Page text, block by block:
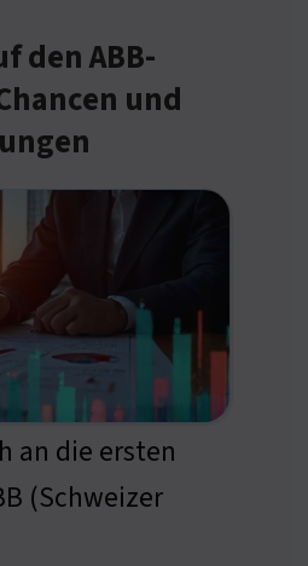
den ABB-
und
an die ersten
(Schweizer